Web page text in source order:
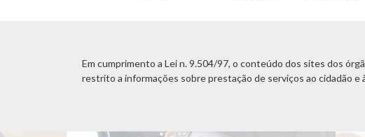
Em cumprimento a Lei n. 9.504/97, o conteúdo dos sites dos
restrito a informações sobre prestação de serviços ao cidadão e